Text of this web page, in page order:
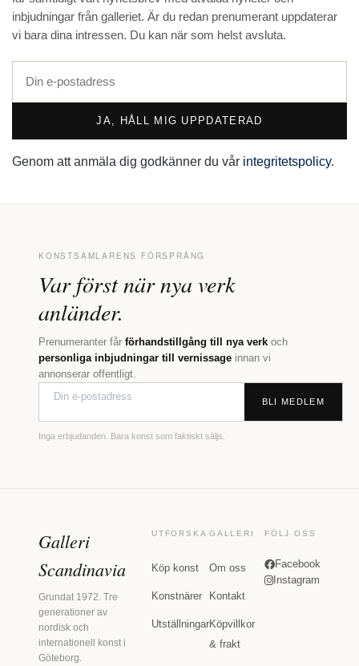
inbjudningar från galleriet. Är du redan prenumerant uppdaterar
vi bara dina intressen. Du kan när som helst avsluta.
JA, HÅLL MIG UPPDATERAD
Genom att anmäla dig godkänner du vår integritetspolicy.
KONSTSAMLARENS FÖRSPRÅNG
Var först när nya verk
anländer.
Prenumeranter får förhandstillgång till nya verk och
personliga inbjudningar till vernissage innan vi
annonserar offentligt.
BLI MEDLEM
Inga erbjudanden. Bara konst som faktiskt säljs.
Galleri
Scandinavia
Grundat 1972. Tre
generationer av
nordisk och
internationell konst i
Göteborg.
UTFORSKA
Köp konst
Konstnärer
Utställningar
GALLERI
Om oss
Kontakt
Köpvillkor
& frakt
FÖLJ OSS
Facebook
Instagram